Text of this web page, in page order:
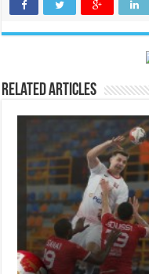
Related Articles